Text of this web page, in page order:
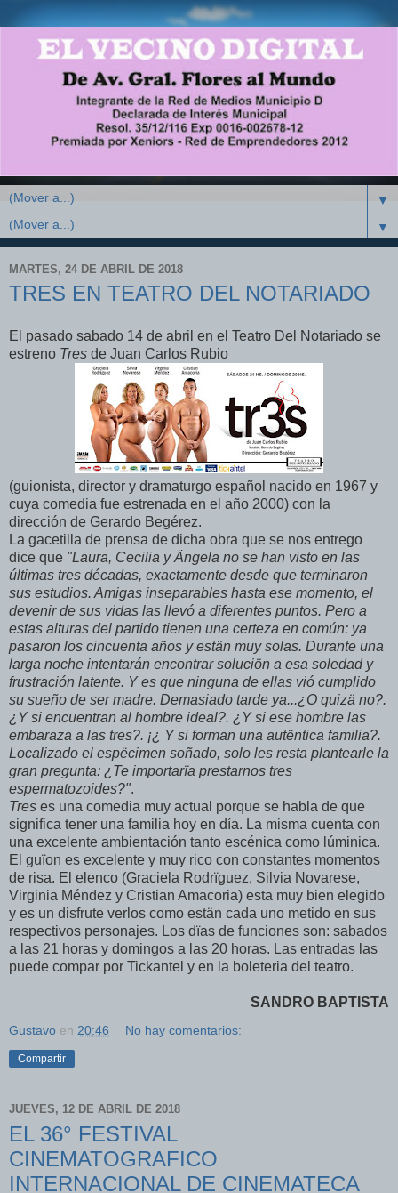
▼
▼
MARTES, 24 DE ABRIL DE 2018
TRES EN TEATRO DEL NOTARIADO
El pasado sabado 14 de abril en el Teatro Del Notariado se
estreno Tres de Juan Carlos Rubio
(guionista, director y dramaturgo español nacido en 1967 y
cuya comedia fue estrenada en el año 2000) con la
dirección de Gerardo Begérez.
La gacetilla de prensa de dicha obra que se nos entrego
dice que "Laura, Cecilia y Ängela no se han visto en las
últimas tres décadas, exactamente desde que terminaron
sus estudios. Amigas inseparables hasta ese momento, el
devenir de sus vidas las llevó a diferentes puntos. Pero a
estas alturas del partido tienen una certeza en común: ya
pasaron los cincuenta años y estän muy solas. Durante una
larga noche intentarán encontrar soluciön a esa soledad y
frustración latente. Y es que ninguna de ellas vió cumplido
su sueño de ser madre. Demasiado tarde ya...¿O quizä no?.
¿Y si encuentran al hombre ideal?. ¿Y si ese hombre las
embaraza a las tres?. ¡¿ Y si forman una autëntica familia?.
Localizado el espëcimen soñado, solo les resta plantearle la
gran pregunta: ¿Te importarïa prestarnos tres
espermatozoides?".
Tres es una comedia muy actual porque se habla de que
significa tener una familia hoy en día. La misma cuenta con
una excelente ambientación tanto escénica como lúminica.
El guïon es excelente y muy rico con constantes momentos
de risa. El elenco (Graciela Rodrïguez, Silvia Novarese,
Virginia Méndez y Cristian Amacoria) esta muy bien elegido
y es un disfrute verlos como estän cada uno metido en sus
respectivos personajes. Los dïas de funciones son: sabados
a las 21 horas y domingos a las 20 horas. Las entradas las
puede compar por Tickantel y en la boleteria del teatro.
SANDRO BAPTISTA
Gustavo en 20:46 No hay comentarios:
Compartir
JUEVES, 12 DE ABRIL DE 2018
EL 36° FESTIVAL
CINEMATOGRAFICO
INTERNACIONAL DE CINEMATECA